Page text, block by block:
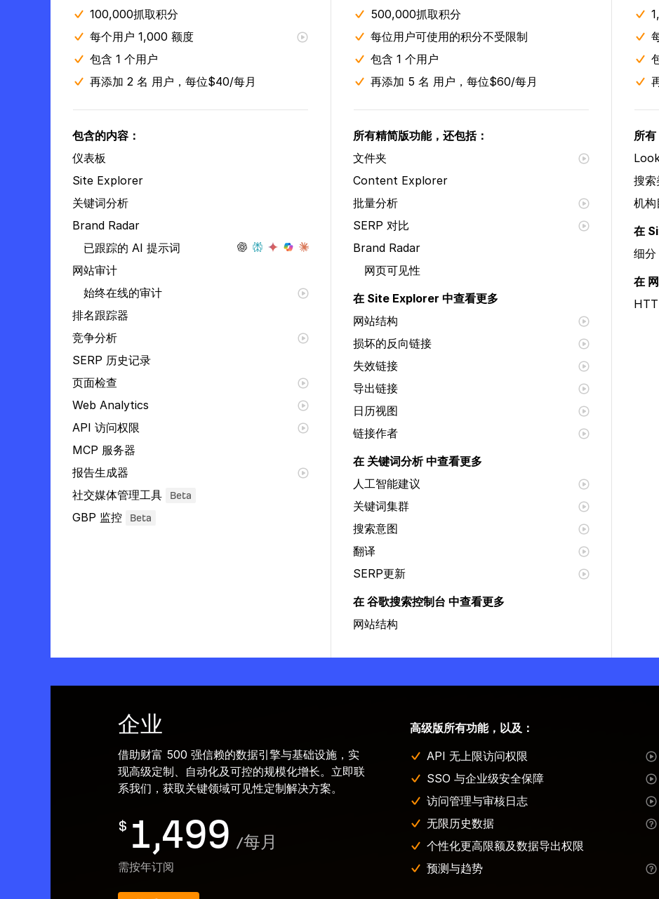
100,000抓取积分
每个用户 1,000 额度
包含 1 个用户
再添加 2 名 用户，每位$40/每月
500,000抓取积分
每位用户可使用的积分不受限制
包含 1 个用户
再添加 5 名 用户，每位$60/每月
包含的内容：
仪表板
Site Explorer
关键词分析
Brand Radar
已跟踪的 AI 提示词
网站审计
始终在线的审计
排名跟踪器
竞争分析
SERP 历史记录
页面检查
Web Analytics
API 访问权限
MCP 服务器
报告生成器
社交媒体管理工具
Beta
GBP 监控 Beta
所有精简版功能，还包括：
文件夹
Content Explorer
批量分析
SERP 对比
Brand Radar
网页可见性
在 Site Explorer 中查看更多
网站结构
损坏的反向链接
失效链接
导出链接
日历视图
链接作者
在 关键词分析 中查看更多
人工智能建议
关键词集群
搜索意图
翻译
SERP更新
在 谷歌搜索控制台 中查看更多
网站结构
所
搜索
机构
在
细分
在
企业
借助财富 500 强信赖的数据引擎与基础设施，实
现高级定制、自动化及可控的规模化增长。立即联
系我们，获取关键领域可见性定制解决方案。
$ 1,499 /每月
需按年订阅
高级版所有功能，以及：
API 无上限访问权限
SSO 与企业级安全保障
访问管理与审核日志
无限历史数据
个性化更高限额及数据导出权限
预测与趋势